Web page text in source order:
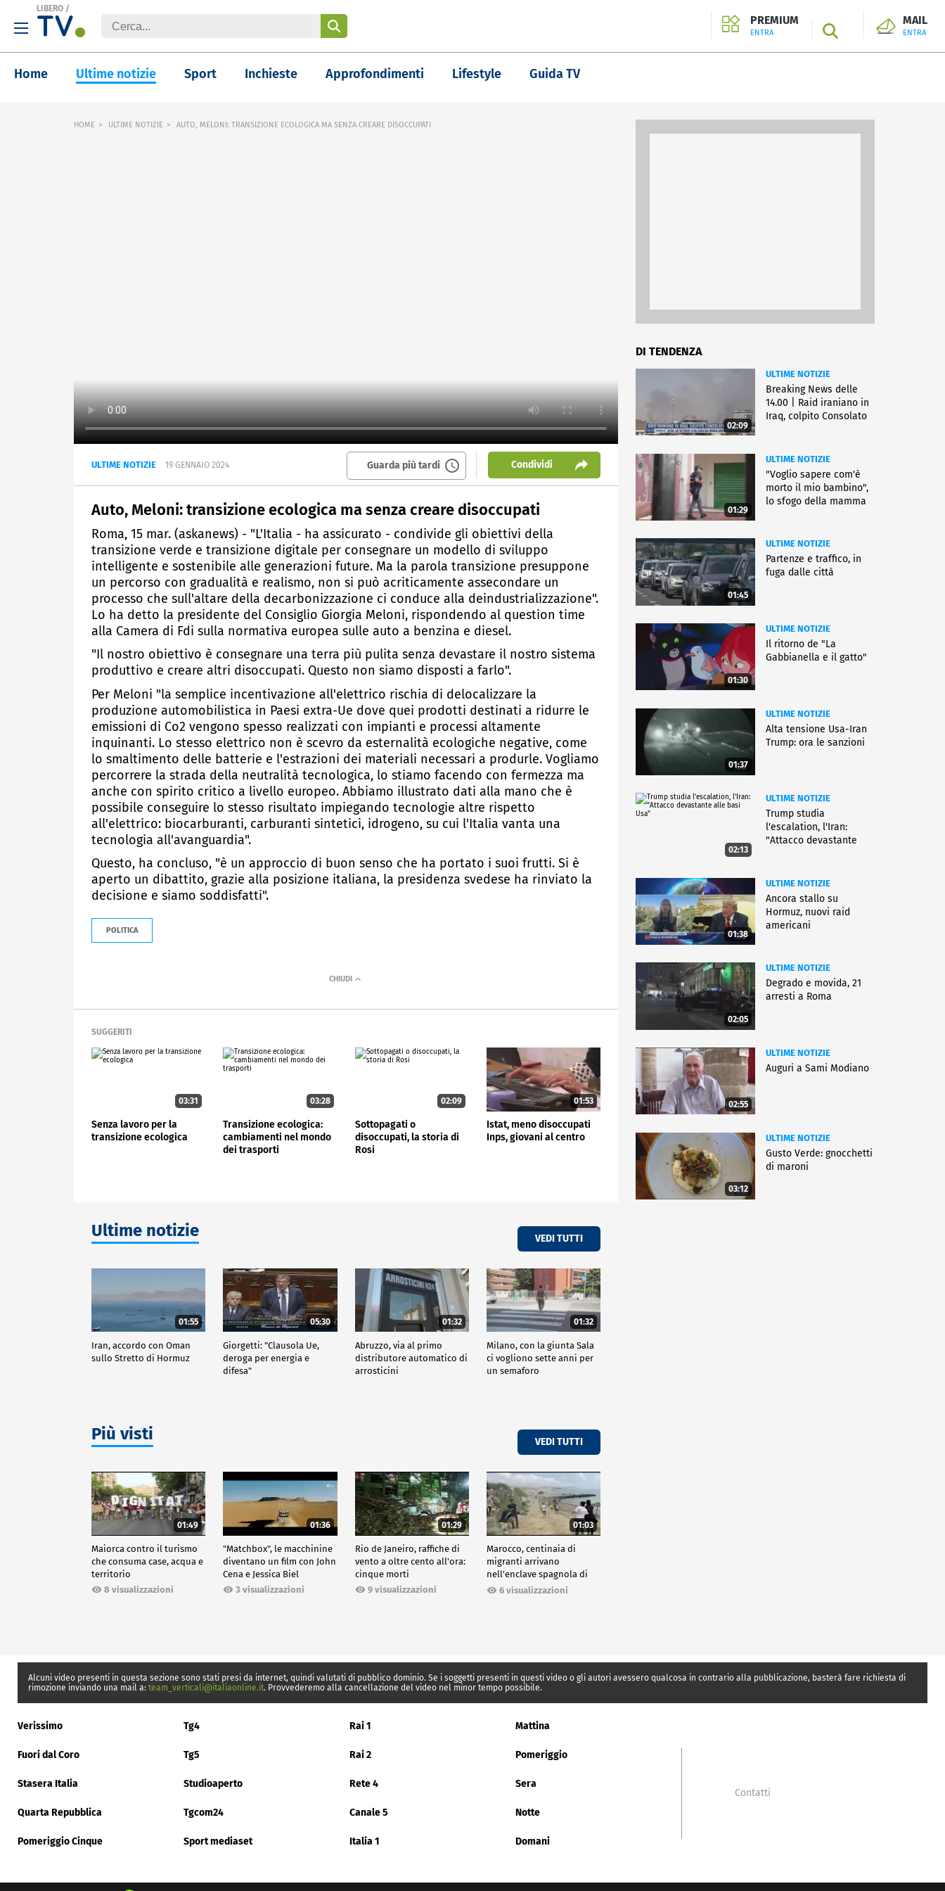
LIBERO /
PREMIUM
ENTRA SEARCH
MAIL
ENTRA
Home Ultime notizie Sport Inchieste Approfondimenti Lifestyle Guida TV
HOME ULTIME NOTIZIE AUTO, MELONI: TRANSIZIONE ECOLOGICA MA SENZA CREARE DISOCCUPATI
ULTIME NOTIZIE 19 GENNAIO 2024 Guarda più tardi Condividi
Auto, Meloni: transizione ecologica ma senza creare disoccupati
Roma, 15 mar. (askanews) - "L'Italia - ha assicurato - condivide gli obiettivi della
transizione verde e transizione digitale per consegnare un modello di sviluppo
intelligente e sostenibile alle generazioni future. Ma la parola transizione presuppone
un percorso con gradualità e realismo, non si può acriticamente assecondare un
processo che sull'altare della decarbonizzazione ci conduce alla deindustrializzazione".
Lo ha detto la presidente del Consiglio Giorgia Meloni, rispondendo al question time
alla Camera di Fdi sulla normativa europea sulle auto a benzina e diesel.
"Il nostro obiettivo è consegnare una terra più pulita senza devastare il nostro sistema
produttivo e creare altri disoccupati. Questo non siamo disposti a farlo".
Per Meloni "la semplice incentivazione all'elettrico rischia di delocalizzare la
produzione automobilistica in Paesi extra-Ue dove quei prodotti destinati a ridurre le
emissioni di Co2 vengono spesso realizzati con impianti e processi altamente
inquinanti. Lo stesso elettrico non è scevro da esternalità ecologiche negative, come
lo smaltimento delle batterie e l'estrazioni dei materiali necessari a produrle. Vogliamo
percorrere la strada della neutralità tecnologica, lo stiamo facendo con fermezza ma
anche con spirito critico a livello europeo. Abbiamo illustrato dati alla mano che è
possibile conseguire lo stesso risultato impiegando tecnologie altre rispetto
all'elettrico: biocarburanti, carburanti sintetici, idrogeno, su cui l'Italia vanta una
tecnologia all'avanguardia".
Questo, ha concluso, "è un approccio di buon senso che ha portato i suoi frutti. Si è
aperto un dibattito, grazie alla posizione italiana, la presidenza svedese ha rinviato la
decisione e siamo soddisfatti".
POLITICA
SUGGERITI
03:31
Senza lavoro per la
transizione ecologica
03:28
Transizione ecologica:
cambiamenti nel mondo
dei trasporti
02:09
Sottopagati o
disoccupati, la storia di
Rosi
01:53
Istat, meno disoccupati
Inps, giovani al centro
Ultime notizie VEDI TUTTI
01:55
Iran, accordo con Oman
sullo Stretto di Hormuz
05:30
Giorgetti: "Clausola Ue,
deroga per energia e
difesa"
01:32
Abruzzo, via al primo
distributore automatico di
arrosticini
01:32
Milano, con la giunta Sala
ci vogliono sette anni per
un semaforo
Più visti VEDI TUTTI
01:49
Maiorca contro il turismo
che consuma case, acqua e
territorio
8 visualizzazioni
01:36
"Matchbox", le macchinine
diventano un film con John
Cena e Jessica Biel
3 visualizzazioni
01:29
Rio de Janeiro, raffiche di
vento a oltre cento all'ora:
cinque morti
9 visualizzazioni
01:03
Marocco, centinaia di
migranti arrivano
nell'enclave spagnola di
Ceuta6 visualizzazioni
DI TENDENZA
02:09
ULTIME NOTIZIE
Breaking News delle
14.00 | Raid iraniano in
Iraq, colpito Consolato
01:29
ULTIME NOTIZIE
"Voglio sapere com'è
morto il mio bambino",
lo sfogo della mamma
01:45
ULTIME NOTIZIE
Partenze e traffico, in
fuga dalle città
01:30
ULTIME NOTIZIE
Il ritorno de "La
Gabbianella e il gatto"
01:37
ULTIME NOTIZIE
Alta tensione Usa-Iran
Trump: ora le sanzioni
02:13
ULTIME NOTIZIE
Trump studia
l'escalation, l'Iran:
"Attacco devastante
01:38
ULTIME NOTIZIE
Ancora stallo su
Hormuz, nuovi raid
americani
02:05
ULTIME NOTIZIE
Degrado e movida, 21
arresti a Roma
02:55
ULTIME NOTIZIE
Auguri a Sami Modiano
03:12
ULTIME NOTIZIE
Gusto Verde: gnocchetti
di maroni
Alcuni video presenti in questa sezione sono stati presi da internet, quindi valutati di pubblico dominio. Se i soggetti presenti in questi video o gli autori avessero qualcosa in contrario alla pubblicazione, basterà fare richiesta di
rimozione inviando una mail a: team_verticali@italiaonline.it. Provvederemo alla cancellazione del video nel minor tempo possibile.
Verissimo Tg4 Rai 1 Mattina
Fuori dal Coro Tg5 Rai 2 Pomeriggio
Stasera Italia Studioaperto Rete 4 Sera
Quarta Repubblica Tgcom24 Canale 5 Notte
Pomeriggio Cinque Sport mediaset Italia 1 Domani
Contatti